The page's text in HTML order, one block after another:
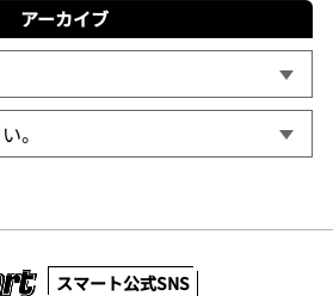
アーカイブ
スマート公式SNS